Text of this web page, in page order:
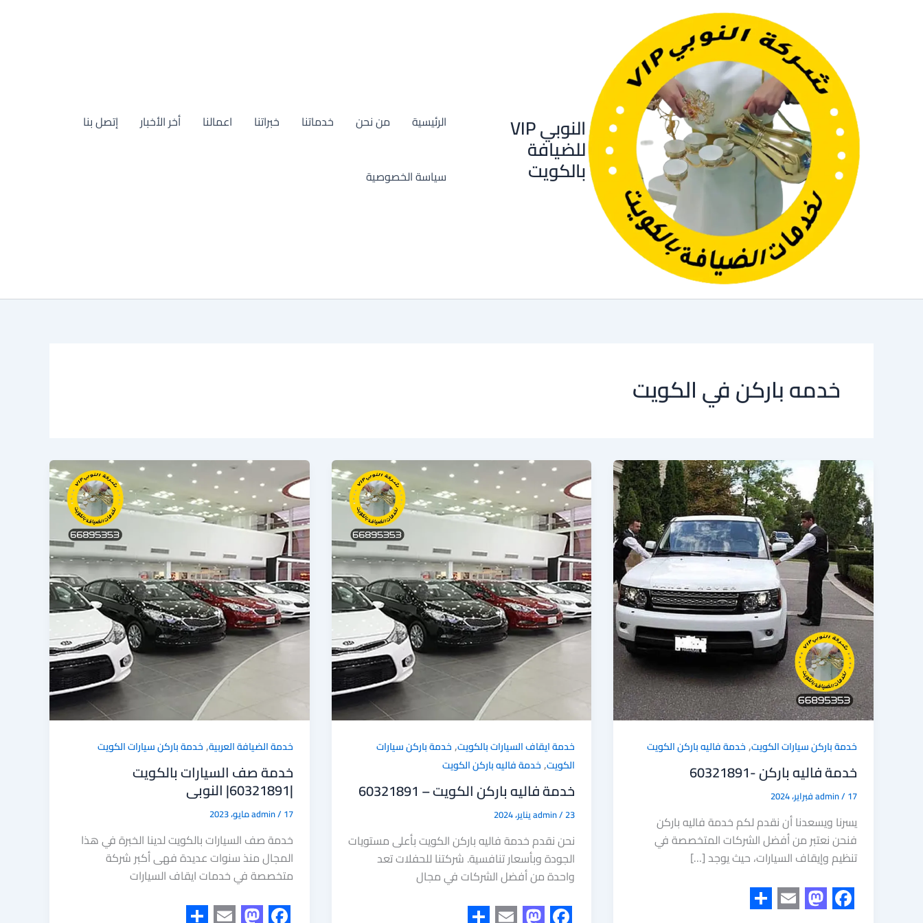
النوبي VIP
للضيافة
بالكويت
الرئيسية من نحن خدماتنا خبراتنا اعمالنا أخر الأخبار إتصل بنا
سياسة الخصوصية
خدمه باركن في الكويت
خدمة باركن سيارات الكويت,خدمة فاليه باركن الكويت
خدمة فاليه باركن -60321891
admin/ 17 فبراير، 2024
يسرنا ويسعدنا أن نقدم لكم خدمة فاليه باركن
فنحن نعتبر من أفضل الشركات المتخصصة في
تنظيم وإيقاف السيارات، حيث يوجد […]
خدمة ايقاف السيارات بالكويت,خدمة باركن سيارات
الكويت,خدمة فاليه باركن الكويت
خدمة فاليه باركن الكويت – 60321891
admin/23 يناير، 2024
نحن نقدم خدمة فاليه باركن الكويت بأعلى مستويات
الجودة وبأسعار تنافسية. شركتنا للحفلات تعد
واحدة من أفضل الشركات في مجال
خدمة الضيافة العربية,خدمة باركن سيارات الكويت
خدمة صف السيارات بالكويت
|60321891| النوبى
admin/ 17 مايو، 2023
خدمة صف السيارات بالكويت لدينا الخبرة في هذا
المجال منذ سنوات عديدة فهى أكبر شركة
متخصصة في خدمات ايقاف السيارات